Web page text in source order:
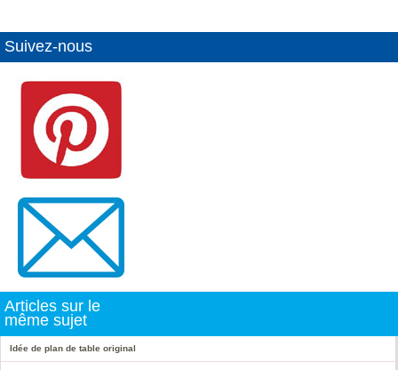
Suivez-nous
Articles sur le
même sujet
Idée de plan de table original